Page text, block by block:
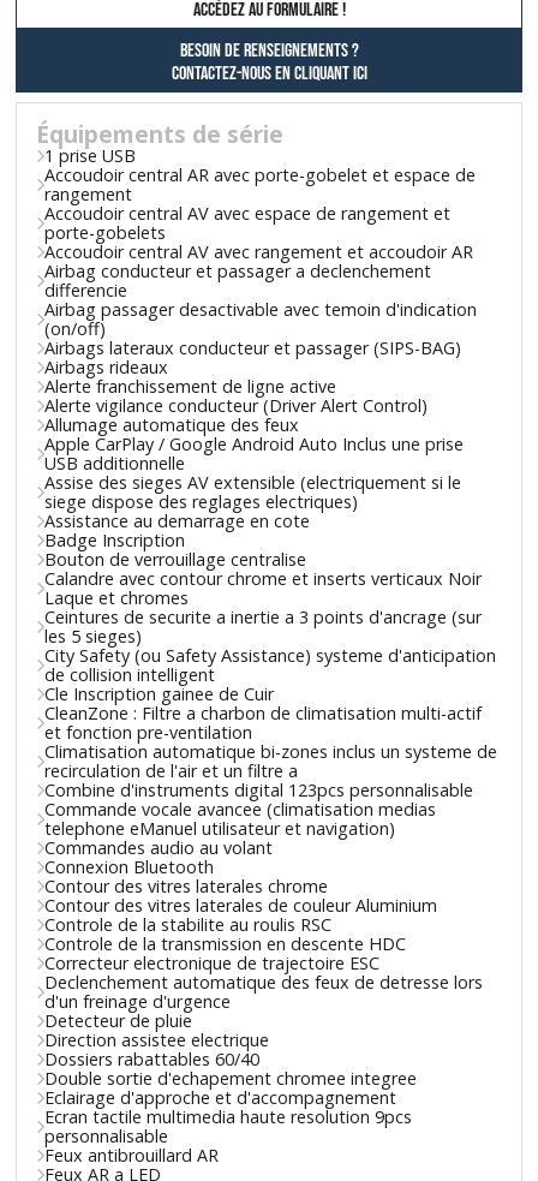
AccÉdez au formulaire !
Besoin de renseignements ?
contactez-nous en cliquant ici
Équipements de série
1 prise USB
Accoudoir central AR avec porte-gobelet et espace de
rangement
Accoudoir central AV avec espace de rangement et
porte-gobelets
Accoudoir central AV avec rangement et accoudoir AR
Airbag conducteur et passager a declenchement
differencie
Airbag passager desactivable avec temoin d'indication
(on/off)
Airbags lateraux conducteur et passager (SIPS-BAG)
Airbags rideaux
Alerte franchissement de ligne active
Alerte vigilance conducteur (Driver Alert Control)
Allumage automatique des feux
Apple CarPlay / Google Android Auto Inclus une prise
USB additionnelle
Assise des sieges AV extensible (electriquement si le
siege dispose des reglages electriques)
Assistance au demarrage en cote
Badge Inscription
Bouton de verrouillage centralise
Calandre avec contour chrome et inserts verticaux Noir
Laque et chromes
Ceintures de securite a inertie a 3 points d'ancrage (sur
les 5 sieges)
City Safety (ou Safety Assistance) systeme d'anticipation
de collision intelligent
Cle Inscription gainee de Cuir
CleanZone : Filtre a charbon de climatisation multi-actif
et fonction pre-ventilation
Climatisation automatique bi-zones inclus un systeme de
recirculation de l'air et un filtre a
Combine d'instruments digital 123pcs personnalisable
Commande vocale avancee (climatisation medias
telephone eManuel utilisateur et navigation)
Commandes audio au volant
Connexion Bluetooth
Contour des vitres laterales chrome
Contour des vitres laterales de couleur Aluminium
Controle de la stabilite au roulis RSC
Controle de la transmission en descente HDC
Correcteur electronique de trajectoire ESC
Declenchement automatique des feux de detresse lors
d'un freinage d'urgence
Detecteur de pluie
Direction assistee electrique
Dossiers rabattables 60/40
Double sortie d'echapement chromee integree
Eclairage d'approche et d'accompagnement
Ecran tactile multimedia haute resolution 9pcs
personnalisable
Feux antibrouillard AR
Feux AR a LED